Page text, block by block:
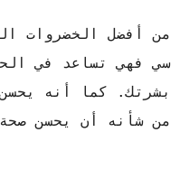
من أفضل الخضروات
سي فهي تساعد في
بشرتك. كما أنه
من شأنه أن يحسن